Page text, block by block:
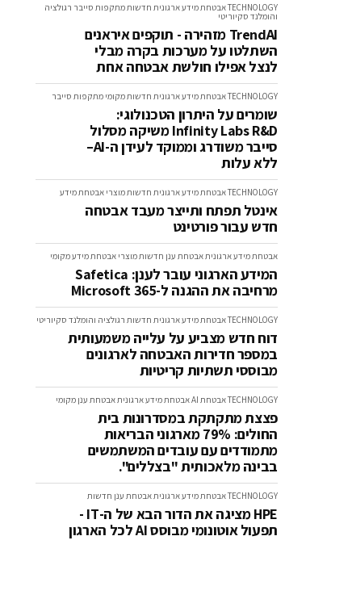
TECHNOLOGYאבטחת מידע ארגונית חדשותמתקפות סייבר רגולציה
והומלנד סקיוריטי
TrendAI מזהירה - תוקפים איראנים
השתלטו על מערכות בקרה מבלי
לנצל אפילו חולשת אבטחה אחת
TECHNOLOGYאבטחת מידע ארגונית חדשותמקומי מתקפות סייבר
שומרים על היתרון הטכנולוגי:
Infinity Labs R&D משיקה מסלול
סייבר משודרג וממוקד לעידן ה-AI–
ללא עלות
TECHNOLOGYאבטחת מידע ארגונית חדשותמוצרי אבטחת מידע
אינטל תפתח ותייצר מעבד אבטחה
חדש עבור פורטינט
אבטחת מידע ארגוניתאבטחת ענן חדשותמוצרי אבטחת מידעמקומי
המידע הארגוני עובר לענן: Safetica
מרחיבה את ההגנה ל-Microsoft 365
TECHNOLOGYאבטחת מידע ארגונית חדשות רגולציה והומלנד סקיוריטי
דוח חדש מצביע על עלייה משמעותית
במספר חדירות האבטחה לארגונים
מבוססי תשתיות קריטיות
TECHNOLOGYאבטחת AI אבטחת מידע ארגוניתאבטחת ענן מקומי
פצצת מתקתקת במסדרונות בית
החולים: 79% מארגוני הבריאות
מתמודדים עם עובדים המשתמשים
בבינה מלאכותית "בצללים".
TECHNOLOGYאבטחת מידע ארגוניתאבטחת ענן חדשות
HPE מציגה את הדור הבא של ה-IT -
תפעול אוטונומי מבוסס AI לכל הארגון